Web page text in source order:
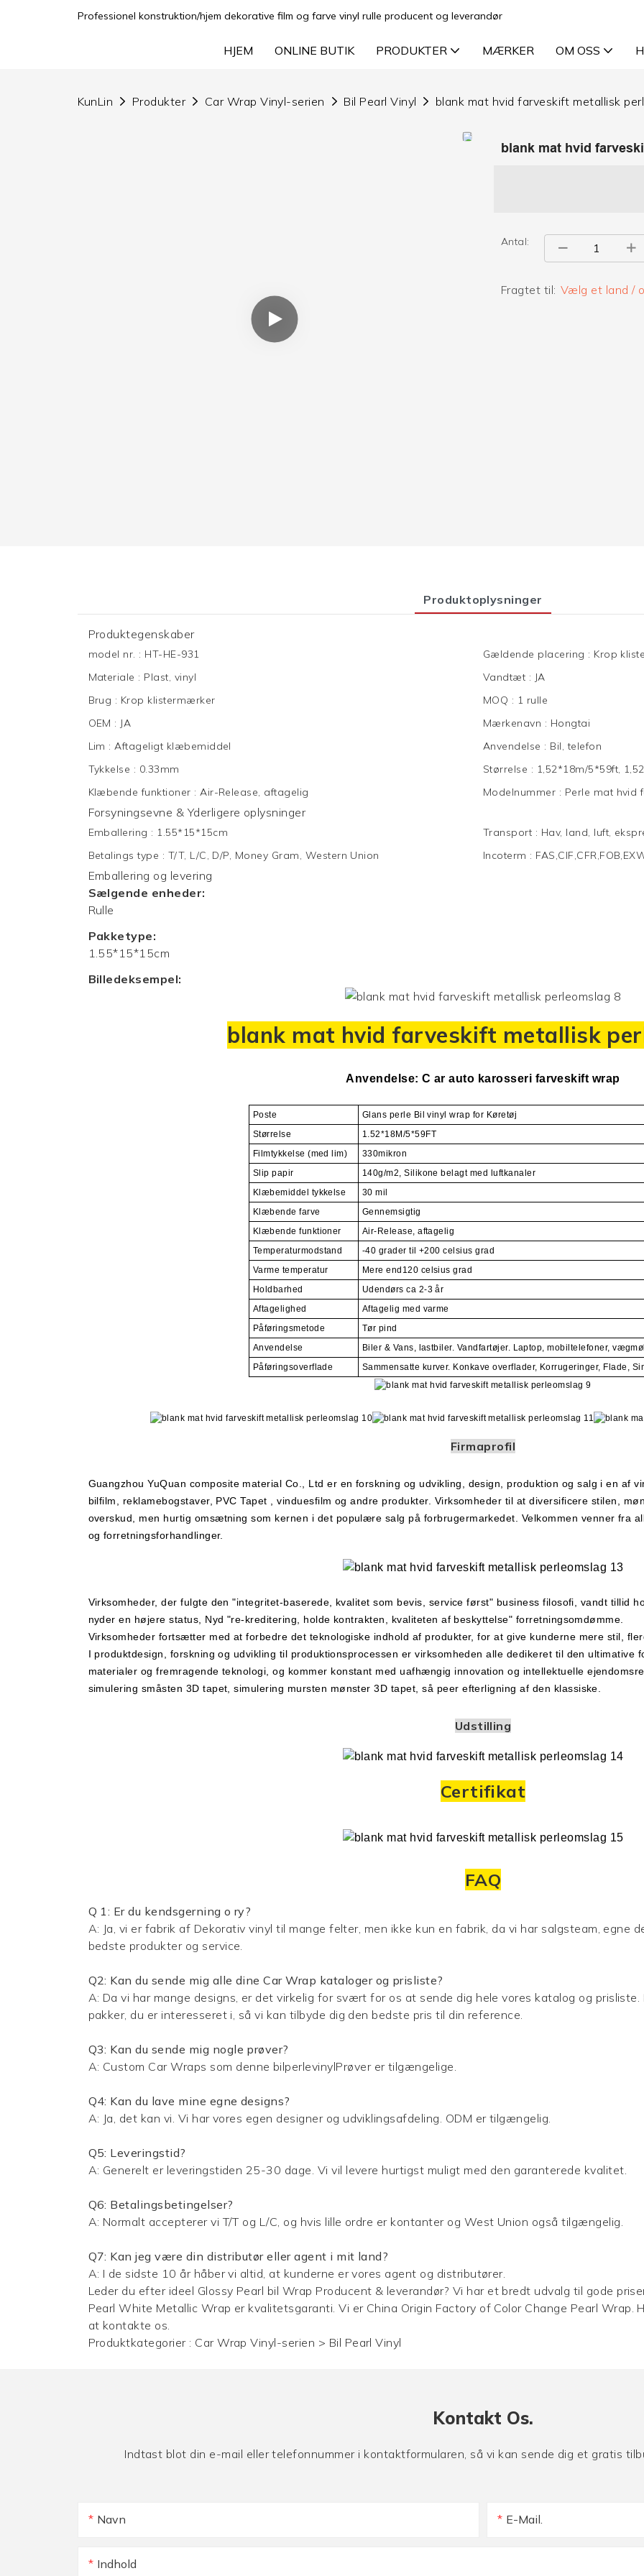
Professionel konstruktion/hjem dekorative film og farve vinyl rulle producent og leverandør
HJEM ONLINE BUTIK PRODUKTER MÆRKER OM OSS
KunLin Produkter Car Wrap Vinyl-serien Bil Pearl Vinyl blank mat hvid farveskift metallisk
blank mat hvid
Antal:
Fragtet til: Vælg et land /
Produktoplysninger
Produktegenskaber
model nr. : HT-HE-931 Gældende placering : Krop
Materiale : Plast, vinyl Vandtæt : JA
Brug : Krop klistermærker MOQ : 1 rulle
OEM : JA Mærkenavn : Hongtai
Lim :Aftageligt klæbemiddel Anvendelse : Bil, telefon
Tykkelse : 0.33mm Størrelse : 1,52*18m/5*59ft,
Klæbende funktioner :Air-Release, aftagelig Modelnummer : Perle mat hvid
Forsyningsevne & Yderligere oplysninger
Emballering : 1.55*15*15cm Transport : Hav, land, luft,
Betalings type : T/T, L/C, D/P, Money Gram, Western Union Incoterm :
Emballering og levering
Sælgende enheder:
Rulle
Pakketype:
1.55*15*15cm
Billedeksempel:
blank mat hvid farveskift metallisk
Anvendelse: C ar auto karosseri farveskift wrap
Poste Glans perle Bil vinyl wrap for Køretøj
Størrelse
1.52*18M/5*59FT
Filmtykkelse (med lim)
330mikron
Slip papir
140g/m2, Silikone belagt med luftkanaler
Klæbemiddel tykkelse
30 mil
Klæbende farve
Gennemsigtig
Klæbende funktioner
Air-Release, aftagelig
Temperaturmodstand
-40 grader til +200celsius grad
Varme temperatur
Mere end120 celsius grad
Holdbarhed
Udendørs ca 2-3 år
Aftagelighed
Aftagelig med varme
Påføringsmetode
Tør pind
Anvendelse
Biler & Vans, lastbiler. Vandfartøjer. Laptop, mobiltelefoner,
Påføringsoverflade
Sammensatte kurver. Konkave overflader, Korrugeringer, Flade,
Firmaprofil
Guangzhou YuQuan composite material Co., Ltd er en forskning og udvikling, design, produktion og salg i en af
bilfilm, reklamebogstaver, PVCTapet , vinduesfilm og andre produkter. Virksomheder til at diversificere stilen,
overskud, men hurtig omsætning som kernen i det populære salg på forbrugermarkedet. Velkommen venner fra
og forretningsforhandlinger.
Virksomheder, der fulgte den "integritet-baserede, kvalitet som bevis, service først" business filosofi, vandt tillid
nyder en højere status, Nyd "re-kreditering, holde kontrakten, kvaliteten af ​​beskyttelse" forretningsomdømme.
Virksomheder fortsætter med at forbedre det teknologiske indhold af produkter, for at give kunderne mere stil,
I produktdesign, forskning og udvikling til produktionsprocessen er virksomheden alle dedikeret til den ultimative
materialer og fremragende teknologi, og kommer konstant med uafhængig innovation og intellektuelle
simulering småsten 3D tapet, simulering mursten mønster 3D tapet, så peer efterligning af den klassiske.
Udstilling
Certifikat
FAQ
Q 1: Er du kendsgerningo ry?
A: Ja, vi er fabrik af Dekorativ vinyltil mange felter, men ikke kun en fabrik, da vi har salgsteam, egne
bedste produkter og service.
Q2: Kan du sende mig alle dineCar Wrap kataloger og prisliste?
A: Da vi har mange designs, er det virkelig for svært for os at sende dig hele vores katalog og
pakker, du er interesseret i, så vi kan tilbyde dig den bedste pris til din reference.
Q3: Kan du sende mig nogle prøver?
A: Custom Car Wraps som denne bilperlevinylPrøver er tilgængelige.
Q4: Kan du lave mine egne designs?
A: Ja, det kan vi. Vi har vores egen designer og udviklingsafdeling. ODM er tilgængelig.
Q5: Leveringstid?
A: Generelt er leveringstiden 25-30 dage. Vi vil levere hurtigst muligt med den garanterede kvalitet.
Q6: Betalingsbetingelser?
A: Normalt accepterer vi T/T og L/C, og hvis lille ordre er kontanter og West Union også tilgængelig.
Q7: Kan jeg være din distributør eller agent i mit land?
A: I de sidste 10 år håber vi altid, at kunderne er vores agent og distributører.
Leder du efter ideel Glossy Pearl bil Wrap Producent & leverandør? Vi har et bredt udvalg til gode
Pearl White Metallic Wrap er kvalitetsgaranti. Vi er China Origin Factory of Color Change Pearl Wrap.
at kontakte os.
Produktkategorier : Car Wrap Vinyl-serien > Bil Pearl Vinyl
Kontakt Os.
Indtast blot din e-mail eller telefonnummer i kontaktformularen, så vi kan sende dig et gratis
Navn E-Mail.
Indhold